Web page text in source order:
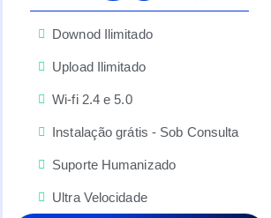
Downod Ilimitado
Upload Ilimitado
Wi-fi 2.4 e 5.0
Instalação grátis - Sob Consulta
Suporte Humanizado
Ultra Velocidade